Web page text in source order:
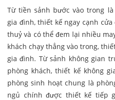
Từ tiền sảnh bước vào trong
gia đình, thiết kế ngay cạnh
thuỷ và có thể đem lại nhiều
khách chạy thẳng vào trong,
gia đình. Từ sảnh không gian
phòng khách, thiết kế không
phòng sinh hoạt chung là
ngủ chính được thiết kế tiếp